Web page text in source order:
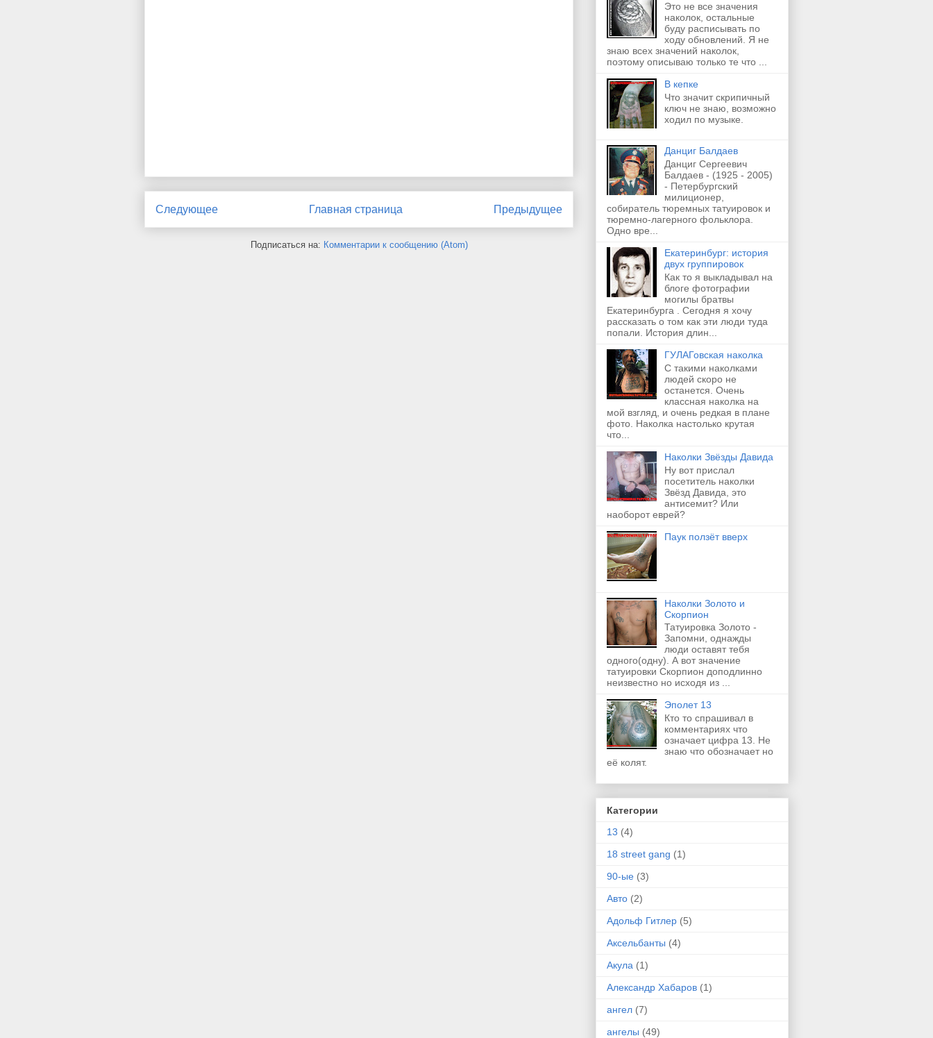
Следующее Предыдущее
Главная страница
Подписаться на: Комментарии к сообщению (Atom)
Это не все значения
наколок, остальные
буду расписывать по
ходу обновлений. Я не
знаю всех значений наколок,
поэтому описываю только те что ...
В кепке
Что значит скрипичный
ключ не знаю, возможно
ходил по музыке.
Данциг Балдаев
Данциг Сергеевич
Балдаев - (1925 - 2005)
- Петербургский
милиционер,
собиратель тюремных татуировок и
тюремно-лагерного фольклора.
Одно вре...
Екатеринбург: история
двух группировок
Как то я выкладывал на
блоге фотографии
могилы братвы
Екатеринбурга . Сегодня я хочу
рассказать о том как эти люди туда
попали. История длин...
ГУЛАГовская наколка
С такими наколками
людей скоро не
останется. Очень
классная наколка на
мой взгляд, и очень редкая в плане
фото. Наколка настолько крутая
что...
Наколки Звёзды Давида
Ну вот прислал
посетитель наколки
Звёзд Давида, это
антисемит? Или
наоборот еврей?
Паук ползёт вверх
Наколки Золото и
Скорпион
Татуировка Золото -
Запомни, однажды
люди оставят тебя
одного(одну). А вот значение
татуировки Скорпион доподлинно
неизвестно но исходя из ...
Эполет 13
Кто то спрашивал в
комментариях что
означает цифра 13. Не
знаю что обозначает но
её колят.
Категории
13 (4)
18 street gang (1)
90-ые (3)
Авто (2)
Адольф Гитлер (5)
Аксельбанты (4)
Акула (1)
Александр Хабаров (1)
ангел (7)
ангелы (49)